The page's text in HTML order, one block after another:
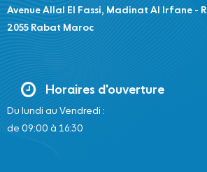
Avenue Allal El Fassi, Madinat Al Irfane -
2055 Rabat Maroc
Horaires d'ouverture
Du lundi au Vendredi :
de 09:00 à 16:30